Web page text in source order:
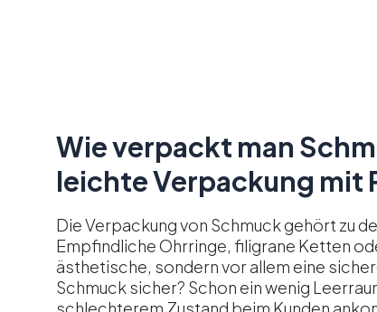
Wie verpackt man
leichte Verpackung mit
Die Verpackung von Schmuck gehört zu
Empfindliche Ohrringe, filigrane Ketten
ästhetische, sondern vor allem eine
Schmuck sicher? Schon ein wenig
schlechterem Zustand beim Kunden